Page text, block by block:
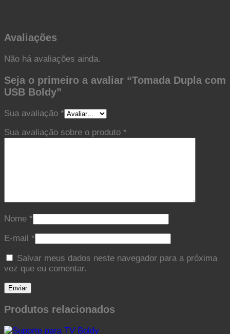
Avaliações
Não há avaliações ainda.
Seja o primeiro a avaliar “Tomada Dupla com
USB Boldy”
Sua avaliação *
Sua avaliação sobre o produto *
Nome *
E-mail *
Salvar meus dados neste navegador para a próxima
vez que eu comentar.
Produtos relacionados